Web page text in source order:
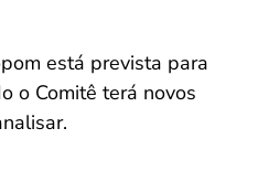
está prevista para
o Comitê terá novos